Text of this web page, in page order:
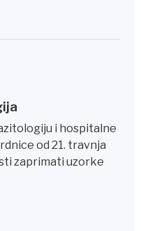
i hospitalne
od 21. travnja
zaprimati uzorke